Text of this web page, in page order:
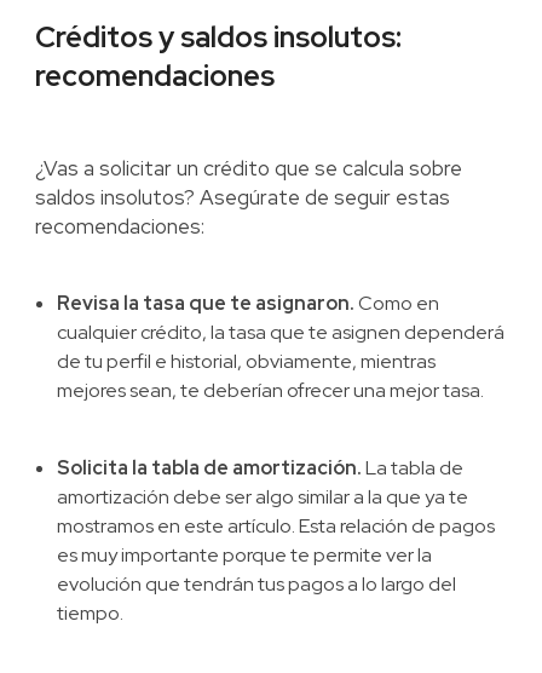
Créditos y saldos insolutos:
recomendaciones
¿Vas a solicitar un crédito que se calcula sobre
saldos insolutos? Asegúrate de seguir estas
recomendaciones:
Revisa la tasa que te asignaron.Como en
cualquier crédito, la tasa que te asignen dependerá
de tu perfil e historial, obviamente, mientras
mejores sean, te deberían ofrecer una mejor tasa.
Solicita la tabla de amortización.La tabla de
amortización debe ser algo similar a la que ya te
mostramos en este artículo. Esta relación de pagos
es muy importante porque te permite ver la
evolución que tendrán tus pagos a lo largo del
tiempo.